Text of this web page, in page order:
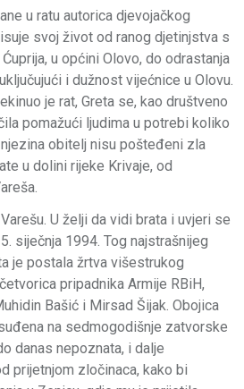
u ratu autorica djevojačkog
svoj život od ranog djetinjstva s
u općini Olovo, do odrastanja
i dužnost vijećnice u Olovu.
je rat, Greta se, kao društveno
pomažući ljudima u potrebi koliko
obitelj nisu pošteđeni zla
u dolini rijeke Krivaje, od
U želji da vidi brata i uvjeri se
siječnja 1994. Tog najstrašnijeg
je postala žrtva višestrukog
pripadnika Armije RBiH,
Bašić i Mirsad Šijak. Obojica
na sedmogodišnje zatvorske
danas nepoznata, i dalje
prijetnjom zločinaca, kako bi